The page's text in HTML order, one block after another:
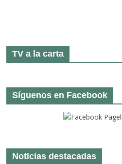
TV a la carta
Síguenos en Facebook
Noticias destacadas